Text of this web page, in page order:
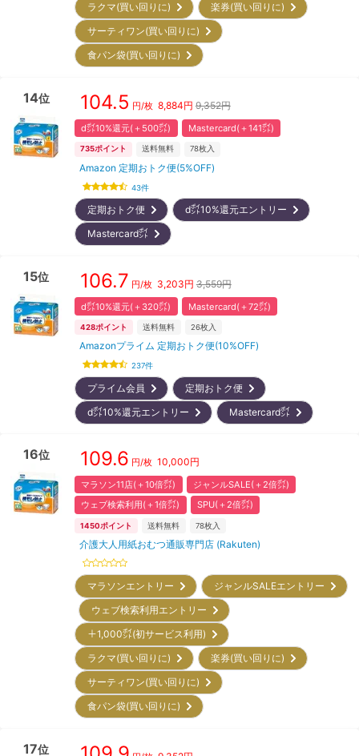
ラクマ(買い回りに)
楽券(買い回りに)
サーティワン(買い回りに)
食パン袋(買い回りに)
14位 104.5 円/枚 8,884円 9,352円
d㌽10%還元(＋500㌽) Mastercard(＋141㌽)
735ポイント 送料無料 78枚入
Amazon 定期おトク便(5%OFF)
43件
定期おトク便
d㌽10%還元エントリー
Mastercard㌽
15位 106.7 円/枚 3,203円 3,559円
d㌽10%還元(＋320㌽) Mastercard(＋72㌽)
428ポイント 送料無料 26枚入
Amazonプライム 定期おトク便(10%OFF)
237件
プライム会員
定期おトク便
d㌽10%還元エントリー
Mastercard㌽
16位 109.6 円/枚 10,000円
マラソン11店(＋10倍㌽)
ジャンルSALE(＋2倍㌽)
ウェブ検索利用(＋1倍㌽)
SPU(＋2倍㌽)
1450ポイント 送料無料 78枚入
介護大人用紙おむつ通販専門店 (Rakuten)
マラソンエントリー
ジャンルSALEエントリー
ウェブ検索利用エントリー
＋1,000㌽(初サービス利用)
ラクマ(買い回りに)
楽券(買い回りに)
サーティワン(買い回りに)
食パン袋(買い回りに)
17位